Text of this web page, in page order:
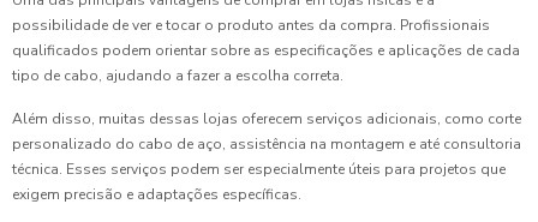
possibilidade de ver e tocar o produto antes da compra. Profissionais
qualificados podem orientar sobre as especificações e aplicações de cada
tipo de cabo, ajudando a fazer a escolha correta.
Além disso, muitas dessas lojas oferecem serviços adicionais, como corte
personalizado do cabo de aço, assistência na montagem e até consultoria
técnica. Esses serviços podem ser especialmente úteis para projetos que
exigem precisão e adaptações específicas.